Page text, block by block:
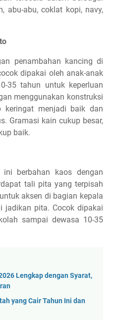
abu-abu, coklat kopi, navy,
penambahan kancing di
dipakai oleh anak-anak
35 tahun untuk keperluan
menggunakan konstruksi
keringat menjadi baik dan
Gramasi kain cukup besar,
baik.
ini berbahan kaos dengan
tali pita yang terpisah
aksen di bagian kepala
jadikan pita. Cocok dipakai
sampai dewasa 10-35
Lengkap dengan Syarat,
yang Cair Tahun Ini dan